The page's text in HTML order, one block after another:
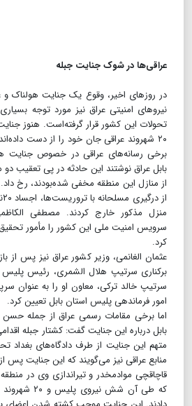
عراقی‌ها در شوک جنایت جبله
در روزهای اخیر، وقوع یک جنایت هولناک و
نیروهای امنیتی عراق نیز مورد توجه
تحولات این کشور قرار گرفته‌است. هنوز
۲۰ شهروند عراقی جان خود را از دست
برخی رسانه‌های عراقی در خصوص جنایت
بابل عراق نوشتند این حادثه در پی تعقیب
از منازل این منطقه مخفی شده‌بودند، رخ
منزل مذکور خارج کردند. مصطفی
سرویس امنیت ملی این کشور را مأمور
کرد.
عثمان الغانمی، وزیر کشور عراق نیز پس از
برکناری سرتیپ هلال الشمری، رئیس پلیس
سرتیپ خالد ترکی، معاون او را به عنوان
امور فرماندهی پلیس استان بابل تعیین کرد.
اما برخی مقامات رسمی عراق از جمله حسن
بابل درباره این جنایت گفت: کشتار جبله
متهم این جنایت از طرف دادگاه‌های بغداد
منابع عراقی نیز می‌گویند که این جنایت پس
قاچاقچی موادمخدر و تیراندازی وی در
که طی آن شش